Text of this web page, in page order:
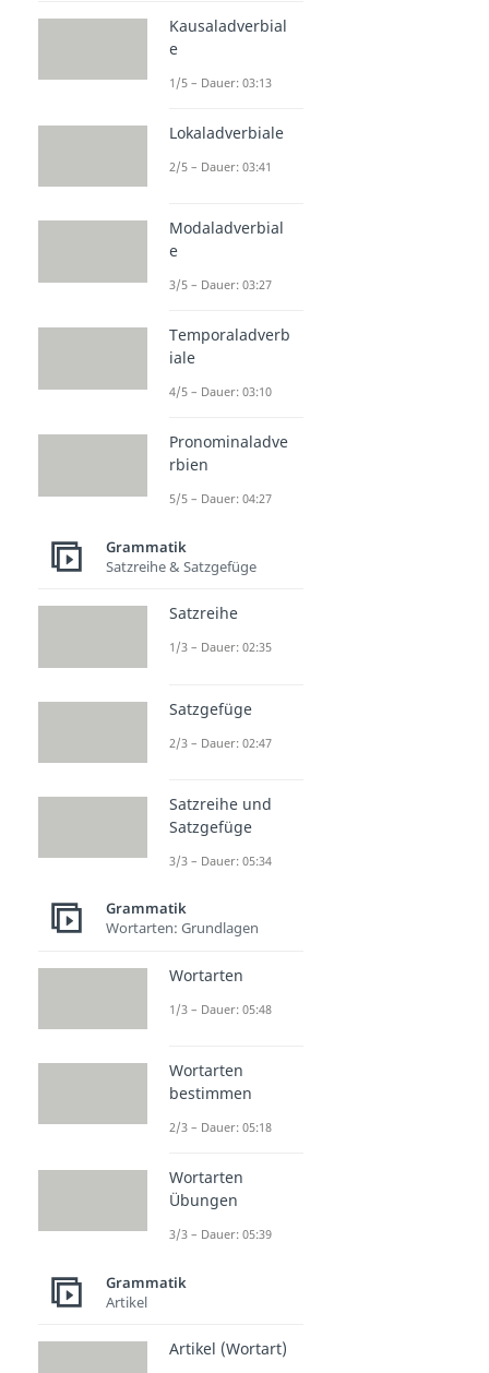
Kausaladverbial
e
1/5 – Dauer: 03:13
Lokaladverbiale
2/5 – Dauer: 03:41
Modaladverbial
e
3/5 – Dauer: 03:27
Temporaladverb
iale
4/5 – Dauer: 03:10
Pronominaladve
rbien
5/5 – Dauer: 04:27
Grammatik
Satzreihe & Satzgefüge
Satzreihe
1/3 – Dauer: 02:35
Satzgefüge
2/3 – Dauer: 02:47
Satzreihe und
Satzgefüge
3/3 – Dauer: 05:34
Grammatik
Wortarten: Grundlagen
Wortarten
1/3 – Dauer: 05:48
Wortarten
bestimmen
2/3 – Dauer: 05:18
Wortarten
Übungen
3/3 – Dauer: 05:39
Grammatik
Artikel
Artikel (Wortart)